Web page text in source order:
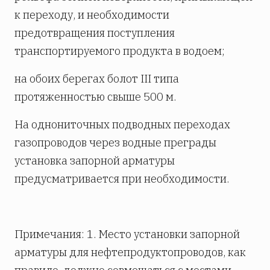
к переходу, и необходимости
предотвращения поступления
транспортируемого продукта в водоем;
на обоих берегах болот III типа
протяженностью свыше 500 м.
На однониточных подводных переходах
газопроводов через водные преграды
установка запорной арматуры
предусматривается при необходимости.
Примечания: 1. Место установки запорной
арматуры для нефтепродуктопроводов, как